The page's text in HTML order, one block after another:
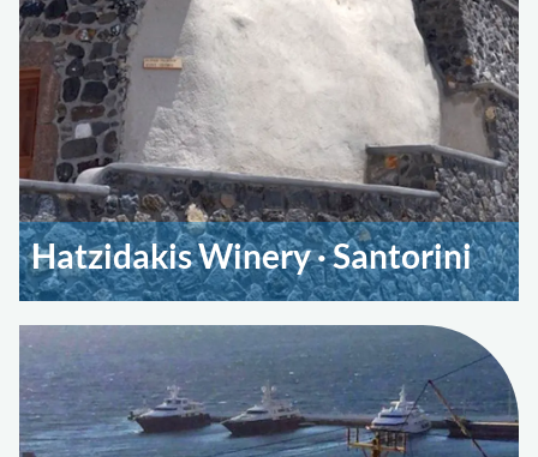
Hatzidakis Winery · Santorini